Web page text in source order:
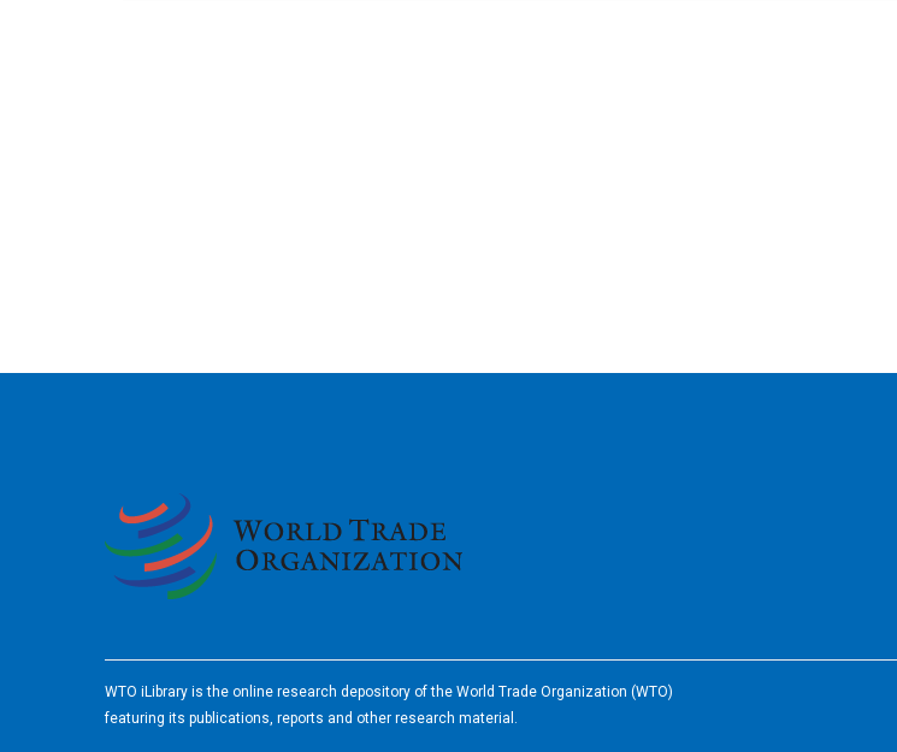
WTO iLibrary is the online research depository of the World Trade Organization (WTO)
featuring its publications, reports and other research material.